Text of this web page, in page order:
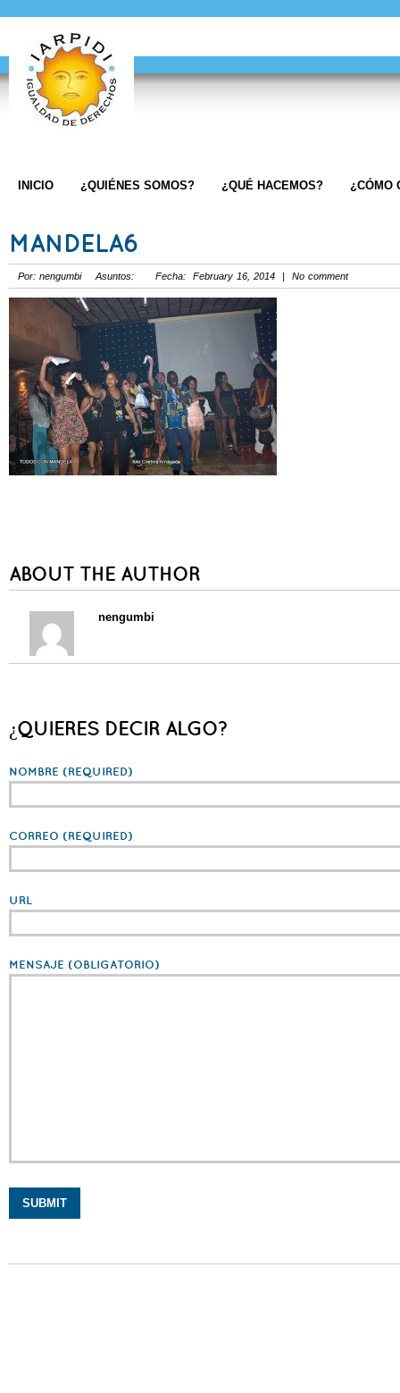
INICIO ¿QUIÉNES SOMOS? ¿QUÉ HACEMOS? ¿CÓMO
MANDELA6
Por: nengumbi Asuntos: Fecha: February 16, 2014 | No comment
ABOUT THE AUTHOR
nengumbi
¿QUIERES DECIR ALGO?
NOMBRE (REQUIRED)
CORREO (REQUIRED)
URL
MENSAJE (OBLIGATORIO)